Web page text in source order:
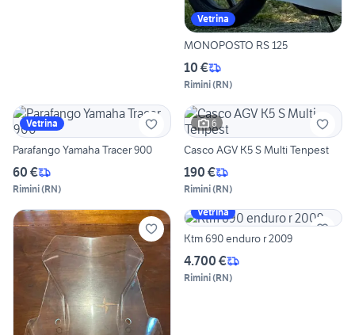
Vetrina
MONOPOSTO RS 125
10 €
Rimini(RN)
Vetrina
Parafango Yamaha Tracer 900
60 €
Rimini(RN)
6
Casco AGV K5 S Multi Tenpest
190 €
Rimini(RN)
Vetrina
Ktm 690 enduro r 2009
4.700 €
Rimini(RN)